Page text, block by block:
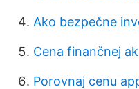
Ako bezpečne
Cena finančnej
Porovnaj cenu